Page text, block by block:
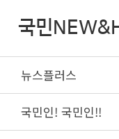
국민
뉴스플러스
국민인! 국민인!!